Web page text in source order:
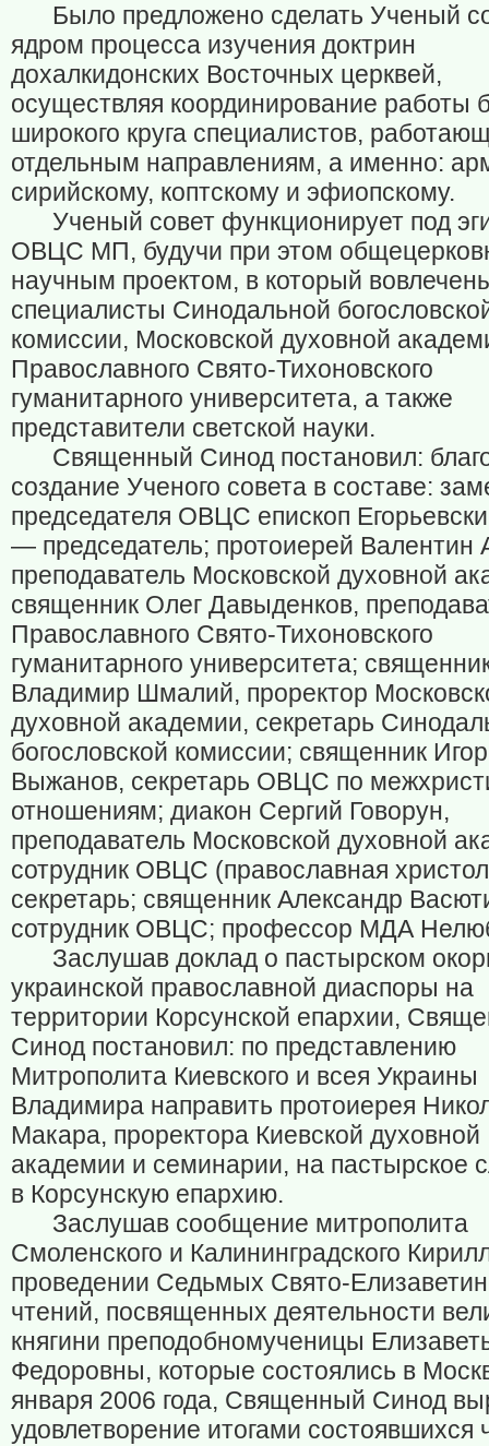
Было предложено сделать Ученый
ядром процесса изучения доктрин
дохалкидонских Восточных церквей,
осуществляя координирование работы
широкого круга специалистов,
отдельным направлениям, а именно:
сирийскому, коптскому и эфиопскому.
Ученый совет функционирует под
ОВЦС МП, будучи при этом
научным проектом, в который
специалисты Синодальной
комиссии, Московской духовной
Православного Свято-Тихоновского
гуманитарного университета, а также
представители светской науки.
Священный Синод постановил:
создание Ученого совета в составе:
председателя ОВЦС епископ
— председатель; протоиерей Валентин
преподаватель Московской духовной
священник Олег Давыденков,
Православного Свято-Тихоновского
гуманитарного университета;
Владимир Шмалий, проректор
духовной академии, секретарь
богословской комиссии; священник
Выжанов, секретарь ОВЦС по
отношениям; диакон Сергий Говорун,
преподаватель Московской духовной
сотрудник ОВЦС (православная
секретарь; священник Александр
сотрудник ОВЦС; профессор МДА
Заслушав доклад о пастырском
украинской православной диаспоры на
территории Корсунской епархии,
Синод постановил: по представлению
Митрополита Киевского и всея Украины
Владимира направить протоиерея
Макара, проректора Киевской духовной
академии и семинарии, на пастырское
в Корсунскую епархию.
Заслушав сообщение митрополита
Смоленского и Калининградского
проведении Седьмых Свято-
чтений, посвященных деятельности
княгини преподобномученицы
Федоровны, которые состоялись в
января 2006 года, Священный Синод
удовлетворение итогами состоявшихся